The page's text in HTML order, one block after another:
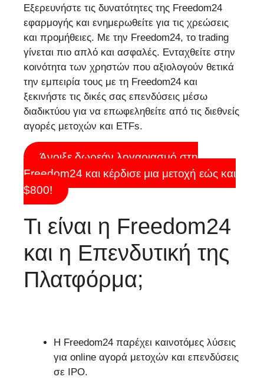
Εξερευνήστε τις δυνατότητες της Freedom24
εφαρμογής και ενημερωθείτε για τις χρεώσεις
και προμήθειες. Με την Freedom24, το trading
γίνεται πιο απλό και ασφαλές. Ενταχθείτε στην
κοινότητα των χρηστών που αξιολογούν θετικά
την εμπειρία τους με τη Freedom24 και
ξεκινήστε τις δικές σας επενδύσεις μέσω
διαδικτύου για να επωφεληθείτε από τις διεθνείς
αγορές μετοχών και ETFs.
Άνοιξε δωρεάν λογαριασμό στη
Freedom24 και κέρδισε μια μετοχή εώς και
$800!
Τι είναι η Freedom24
και η Επενδυτική της
Πλατφόρμα;
Η Freedom24 παρέχει καινοτόμες λύσεις
για online αγορά μετοχών και επενδύσεις
σε IPO.